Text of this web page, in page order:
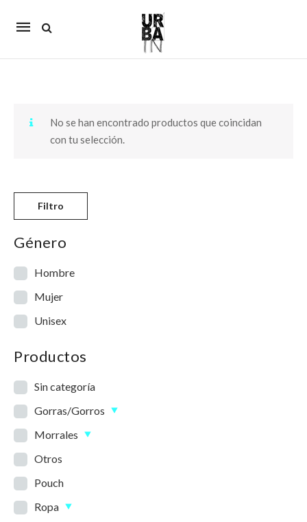
Mobile
No se han encontrado productos que coincidan
con tu selección.
Filtro
Género
Hombre
Mujer
Unisex
Productos
Sin categoría
Gorras/Gorros
Morrales
Otros
Pouch
Ropa